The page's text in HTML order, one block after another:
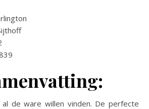
de ware willen vinden. De perfecte